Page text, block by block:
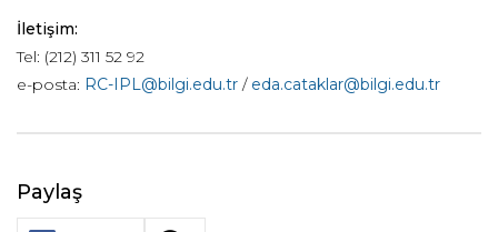
İletişim:
Tel: (212) 311 52 92
e-posta: RC-IPL@bilgi.edu.tr / eda.cataklar@bilgi.edu.tr
Paylaş